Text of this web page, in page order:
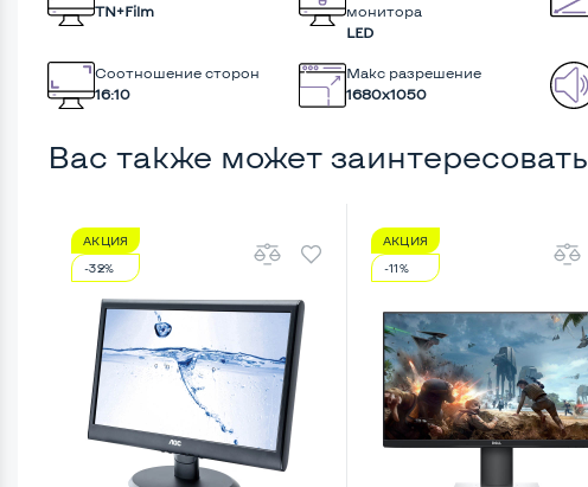
TN+Film
монитора
LED
Соотношение сторон
16:10
Макс разрешение
1680x1050
Вас также может заинтересовать
АКЦИЯ
-32%
АКЦИЯ
-11%